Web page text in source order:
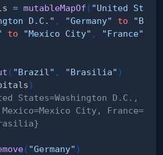
= mutableMapOf ( "United St
D.C." , "Germany" to
"B
to "Mexico City" ,
"France"
( "Brazil" , "Brasilia" )
)
States=Washington D.C.,
City, France=
( "Germany" )